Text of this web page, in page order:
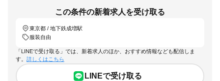
この条件の新着求人を受け取る
東京都 / 地下鉄成増駅
服装自由
「LINEで受け取る」では、新着求人のほか、おすすめ情報なども配信しま
す。 詳しくはこちら
LINEで受け取る